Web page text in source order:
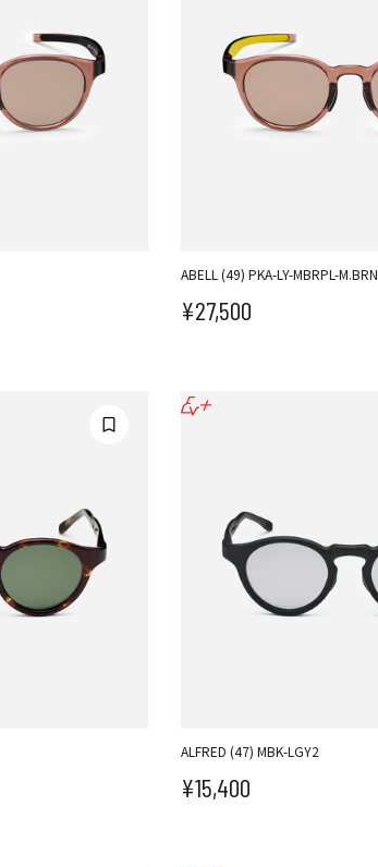
ABELL (49) PKA-LY-MBRPL-M.BRN
セール価格
¥27,500
ALFRED (47) MBK-LGY2
セール価格
¥15,400